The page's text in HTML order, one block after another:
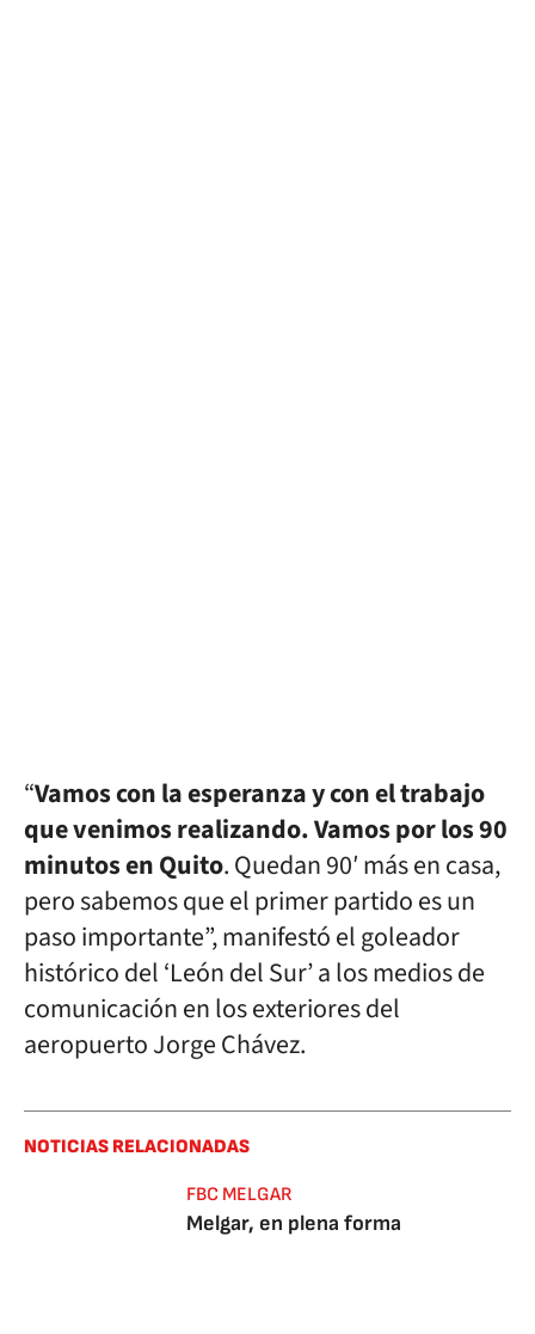
“Vamos con la esperanza y con el trabajo
que venimos realizando. Vamos por los 90
minutos en Quito. Quedan 90′ más en casa,
pero sabemos que el primer partido es un
paso importante”, manifestó el goleador
histórico del ‘León del Sur’ a los medios de
comunicación en los exteriores del
aeropuerto Jorge Chávez.
NOTICIAS RELACIONADAS
FBC MELGAR
Melgar, en plena forma